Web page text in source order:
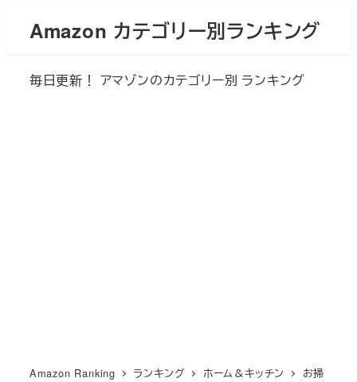
Amazon カテゴリー別ランキング
毎日更新！ アマゾンのカテゴリー別 ランキング
Amazon Ranking ランキング ホーム＆キッチン
お掃